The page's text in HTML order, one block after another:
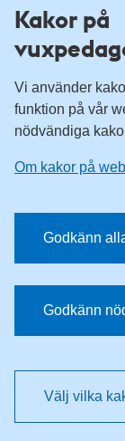
Fler resurser
Vuxenutbildning
Information för
Sociala
Vuxenutbildning
Har du tips på
Kakor på
Vi använder
funktion på vår
nödvändiga
Om kakor på
Godkänn
Godkänn
Välj vilka